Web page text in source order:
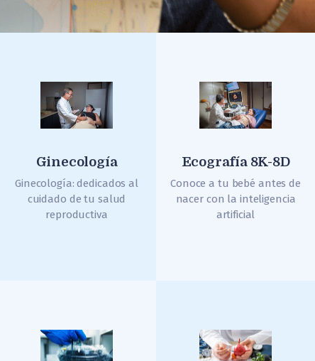
Ginecología
Ginecología: dedicados al
cuidado de tu salud
reproductiva
Ecografía 8K-8D
Conoce a tu bebé antes de
nacer con la inteligencia
artificial